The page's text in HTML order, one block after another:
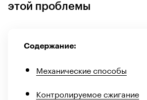
этой проблемы
Содержание:
Механические способы
Контролируемое сжигание